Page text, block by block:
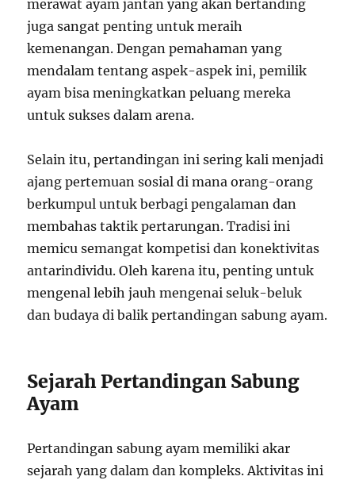
merawat ayam jantan yang akan bertanding
juga sangat penting untuk meraih
kemenangan. Dengan pemahaman yang
mendalam tentang aspek-aspek ini, pemilik
ayam bisa meningkatkan peluang mereka
untuk sukses dalam arena.
Selain itu, pertandingan ini sering kali menjadi
ajang pertemuan sosial di mana orang-orang
berkumpul untuk berbagi pengalaman dan
membahas taktik pertarungan. Tradisi ini
memicu semangat kompetisi dan konektivitas
antarindividu. Oleh karena itu, penting untuk
mengenal lebih jauh mengenai seluk-beluk
dan budaya di balik pertandingan sabung ayam.
Sejarah Pertandingan Sabung
Ayam
Pertandingan sabung ayam memiliki akar
sejarah yang dalam dan kompleks. Aktivitas ini